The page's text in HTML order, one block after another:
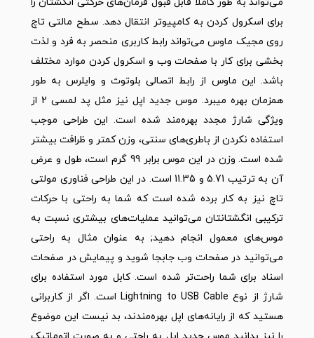
برای اسکرول کردن به کامپیوتر انتقال دهد. سطح مالتی تاچ
روی مجیک ماوس می‌تواند رابط کاربری منحصر به فرد و لذت
بخشی برای کار با صفحات وب و اسکرول کردن موارد مختلف
باشد. این ماوس از رابط اتصالی بلوتوث و وایلرس به طور
همزمان بهره میبرد. موس جدید اپل نیز مثل پد لمسی 2 از
ویژگی شارژ مجدد بهره‌مند شده است. این طراحی موجب
استفاده نکردن از باطری‌های سنتی، وزن کمتر و ظرافت بیشتر
شده است. وزن در این موس برابر 99 گرم است، طول و عرض
آن به ترتیب 5.71 و 11.35 است. در این طراحی فناوری مولتی
تاچ نیز به کار برده شده است که شما به راحتی با حرکات
ترکیبی انگشتانتان می‌توانید عملیات‌های بیشتری نسبت به
موس‌های معمول انجام دهید; به عنوان مثال به راحتی
می‌توانید در صفحات وب جابجا شوید و پیمایش در صفحات
اسناد برای شما راحت‌تر شده است. کابل مورد استفاده برای
شارژ از نوع Lightning to USB Cable است. اگر از کاربرانی
هستید که از رایانه‌های اپل بهره‌مندند، بد نیست این موضوع